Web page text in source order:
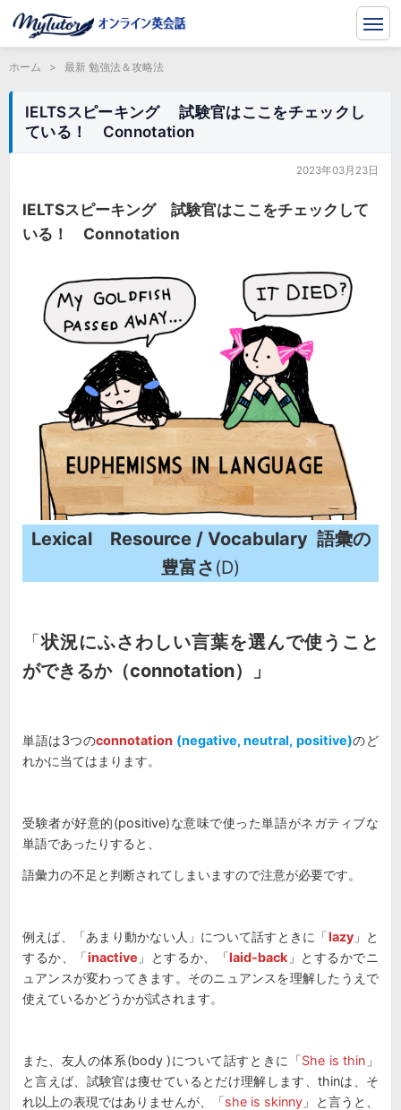
ホーム > 最新 勉強法＆攻略法
IELTSスピーキング 試験官はここをチェックし
ている！ Connotation
2023年03月23日
IELTSスピーキング 試験官はここをチェックして
いる！ Connotation
Lexical Resource / Vocabulary 語彙の
豊富さ (D)
「状況にふさわしい言葉を選んで使うこと
ができるか（connotation）」
単語は3つのconnotation (negative, neutral, positive)のど
れかに当てはまります。
受験者が好意的(positive)な意味で使った単語がネガティブな
単語であったりすると、
語彙力の不足と判断されてしまいますので注意が必要です。
例えば、「あまり動かない人」について話すときに「lazy」と
するか、「inactive 」とするか、「laid-back 」とするかでニ
ュアンスが変わってきます。そのニュアンスを理解したうえで
使えているかどうかが試されます。
また、友人の体系(body )について話すときに「She is thin 」
と言えば、試験官は痩せているとだけ理解します、thinは、そ
れ以上の表現ではありませんが、「she is skinny 」と言うと、